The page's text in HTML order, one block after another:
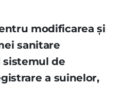
modificarea şi
sanitare
de
a suinelor,